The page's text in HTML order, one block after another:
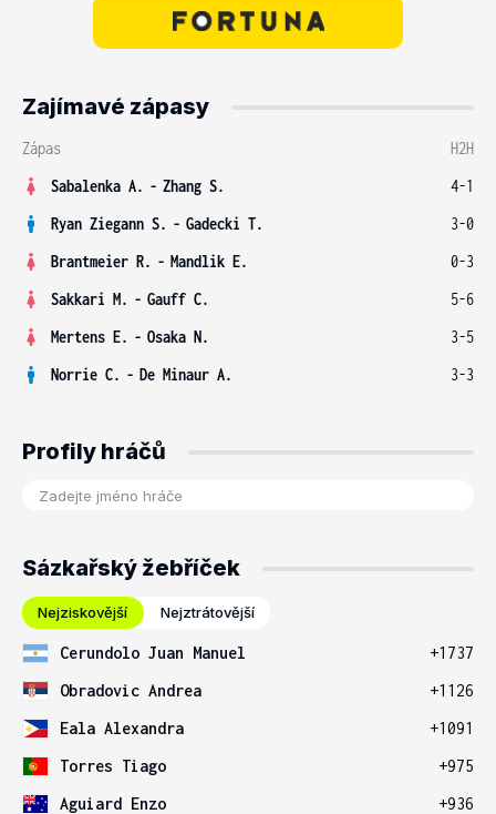
Zajímavé zápasy
Zápas
H2H
Sabalenka A. - Zhang S.
4-1
Ryan Ziegann S. - Gadecki T.
3-0
Brantmeier R. - Mandlik E.
0-3
Sakkari M. - Gauff C.
5-6
Mertens E. - Osaka N.
3-5
Norrie C. - De Minaur A. 3-3
Profily hráčů
Sázkařský žebříček
Nejziskovější Nejztrátovější
Cerundolo Juan Manuel
+1737
Obradovic Andrea
+1126
Eala Alexandra
+1091
Torres Tiago
+975
Aguiard Enzo
+936